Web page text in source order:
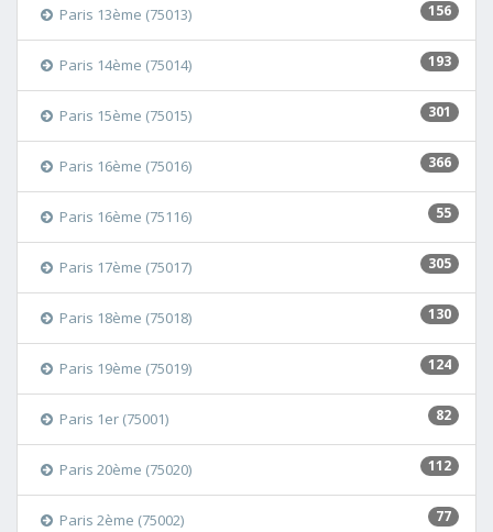
156
Paris 13ème (75013)
193
Paris 14ème (75014)
301
Paris 15ème (75015)
366
Paris 16ème (75016)
55
Paris 16ème (75116)
305
Paris 17ème (75017)
130
Paris 18ème (75018)
124
Paris 19ème (75019)
82
Paris 1er (75001)
112
Paris 20ème (75020)
77
Paris 2ème (75002)